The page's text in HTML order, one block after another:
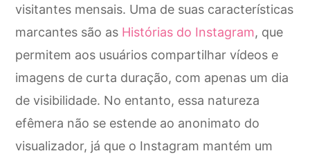
visitantes mensais. Uma de suas características
marcantes são as Histórias do Instagram, que
permitem aos usuários compartilhar vídeos e
imagens de curta duração, com apenas um dia
de visibilidade. No entanto, essa natureza
efêmera não se estende ao anonimato do
visualizador, já que o Instagram mantém um